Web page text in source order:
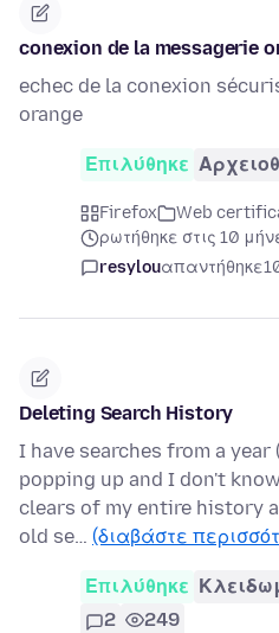
conexion de la messagerie
echec de la conexion
orange
Επιλύθηκε
Firefox
Web
ρωτήθηκε στις 10
resylouαπαντήθηκε
Deleting Search History
I have searches from a
popping up and I don't
clears of my entire history
old se… (διαβάστε
Επιλύθηκε
2
249